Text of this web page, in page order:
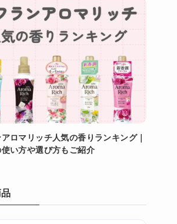
ロマリッチ人気の香りランキング｜
い方や選び方もご紹介